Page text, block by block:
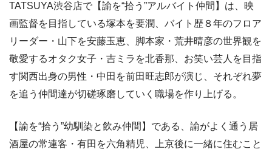
TATSUYA渋谷店で【諭を“拾う”アルバイト仲間】は、映
画監督を目指している塚本を要潤、バイト歴８年のフロア
リーダー・山下を安藤玉恵、脚本家・荒井晴彦の世界観を
敬愛するオタク女子・吉ミラを北香那、お笑い芸人を目指
す関西出身の男性・中田を前田旺志郎が演じ、それぞれ夢
を追う仲間達が切磋琢磨していく職場を作り上げる。
【諭を“拾う”幼馴染と飲み仲間】である、諭がよく通う居
酒屋の常連客・有田を六角精児、上京後に一緒に住むこと